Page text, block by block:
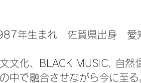
年生まれ 佐賀県出身 愛
文化、BLACK MUSIC, 自然
中で融合させながら今に至る